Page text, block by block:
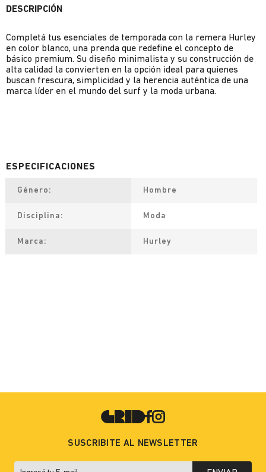
DESCRIPCIÓN
Completá tus esenciales de temporada con la remera Hurley
en color blanco, una prenda que redefine el concepto de
básico premium. Su diseño minimalista y su construcción de
alta calidad la convierten en la opción ideal para quienes
buscan frescura, simplicidad y la herencia auténtica de una
marca líder en el mundo del surf y la moda urbana.
Género Hombre
Disciplina Moda
Marca Hurley
SUSCRIBITE AL NEWSLETTER